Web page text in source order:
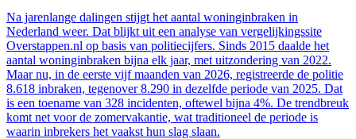
Na jarenlange dalingen stijgt het aantal woninginbraken in
Nederland weer. Dat blijkt uit een analyse van vergelijkingssite
Overstappen.nl op basis van politiecijfers. Sinds 2015 daalde het
aantal woninginbraken bijna elk jaar, met uitzondering van 2022.
Maar nu, in de eerste vijf maanden van 2026, registreerde de politie
8.618 inbraken, tegenover 8.290 in dezelfde periode van 2025. Dat
is een toename van 328 incidenten, oftewel bijna 4%. De trendbreuk
komt net voor de zomervakantie, wat traditioneel de periode is
waarin inbrekers het vaakst hun slag slaan.